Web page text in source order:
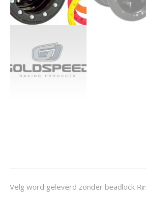
Velg word geleverd zonder beadlock